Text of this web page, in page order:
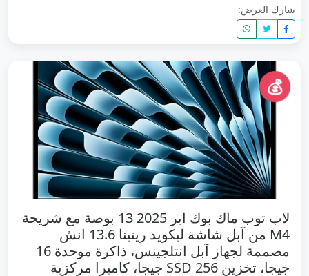
شارك العرض:
💰
لاب توب ماك بوك اير 2025 13 بوصة مع شريحة
M4 من آبل شاشة ليكويد ريتينا 13.6 انش
مصممة لجهاز آبل انتلجينس، ذاكرة موحدة 16
جيجا، تخزين SSD 256 جيجا، كاميرا مركزية